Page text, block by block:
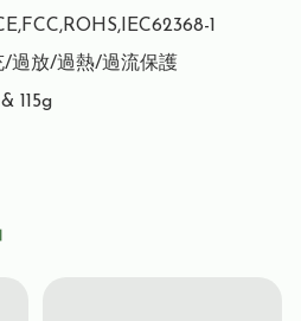
1
/過放/過熱/過流保護
115g